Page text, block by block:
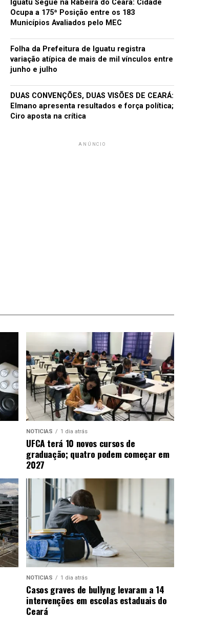
Iguatu Segue na Rabeira do Ceará: Cidade
Ocupa a 175ª Posição entre os 183
Municípios Avaliados pelo MEC
Folha da Prefeitura de Iguatu registra
variação atípica de mais de mil vínculos entre
junho e julho
DUAS CONVENÇÕES, DUAS VISÕES DE CEARÁ:
Elmano apresenta resultados e força política;
Ciro aposta na crítica
ANÚNCIO
NOTICIAS 1 dia atrás
UFCA terá 10 novos cursos de
graduação; quatro podem começar em
2027
NOTICIAS 1 dia atrás
Casos graves de bullyng levaram a 14
intervenções em escolas estaduais do
Ceará